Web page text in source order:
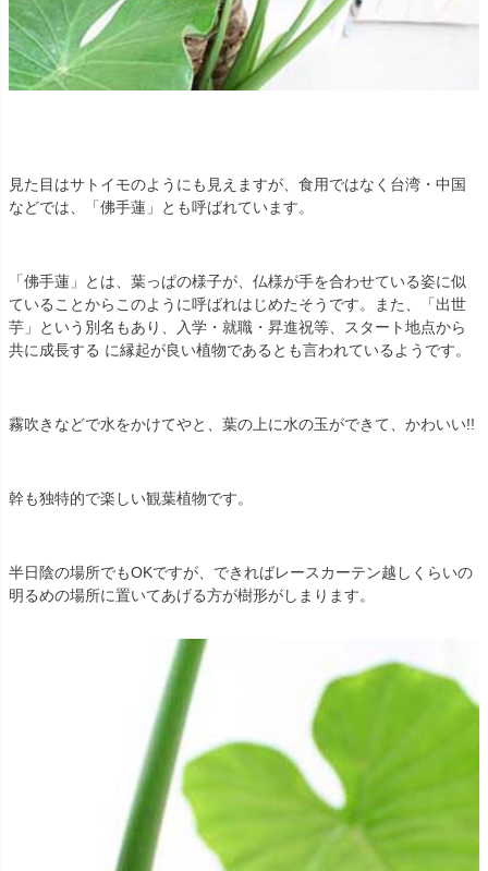
見た目はサトイモのようにも見えますが、食用ではなく台湾・中国
などでは、「佛手蓮」とも呼ばれています。
「佛手蓮」とは、葉っぱの様子が、仏様が手を合わせている姿に似
ていることからこのように呼ばれはじめたそうです。また、「出世
芋」という別名もあり、入学・就職・昇進祝等、スタート地点から
共に成長する に縁起が良い植物であるとも言われているようです。
霧吹きなどで水をかけてやと、葉の上に水の玉ができて、かわいい!!
幹も独特的で楽しい観葉植物です。
半日陰の場所でもOKですが、できればレースカーテン越しくらいの
明るめの場所に置いてあげる方が樹形がしまります。